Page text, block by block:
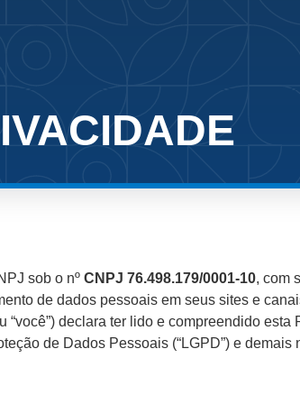
sob o nº CNPJ 76.498.179/0001-10, com
de dados pessoais em seus sites e
“você”) declara ter lido e compreendido
de Dados Pessoais (“LGPD”) e demais